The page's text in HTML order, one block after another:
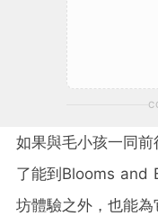
如果與毛小孩一同前
了能到Blooms and
坊體驗之外，也能為